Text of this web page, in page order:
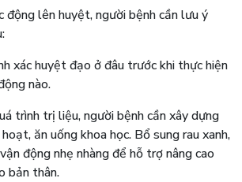
động lên huyệt, người bệnh cần lưu ý
xác huyệt đạo ở đâu trước khi thực hiện
nào.
trình trị liệu, người bệnh cần xây dựng
ăn uống khoa học. Bổ sung rau xanh,
động nhẹ nhàng để hỗ trợ nâng cao
bản thân.